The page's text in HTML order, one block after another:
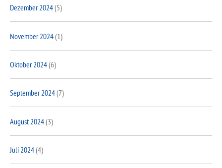
Dezember 2024(5)
November 2024(1)
Oktober 2024(6)
September 2024(7)
August 2024(3)
Juli 2024(4)